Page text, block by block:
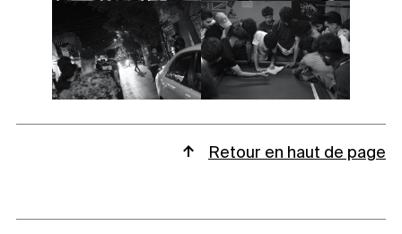
Retour en haut de page